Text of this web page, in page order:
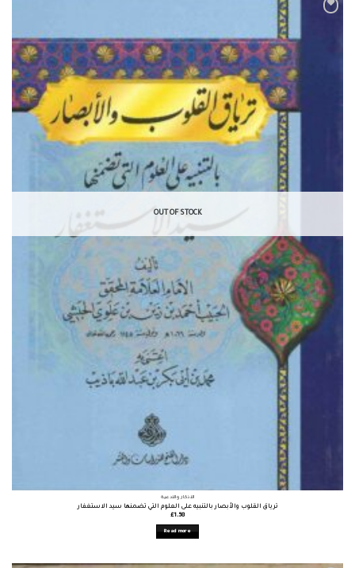
OUT OF STOCK
الأذكار والأدعية
ترياق القلوب والأبصار بالتنبيه على العلوم التي تضمنها سيد الاستغفار
£1.58
Read more